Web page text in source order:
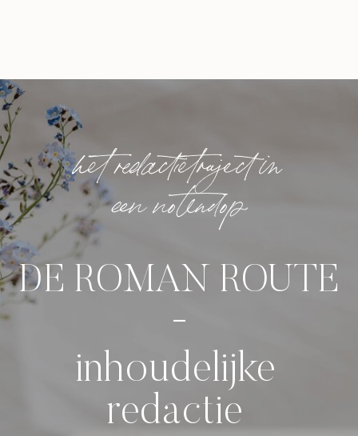
inhoudelijke
redactie
DE ROMAN ROUTE
-
het redactietraject in
een notendop